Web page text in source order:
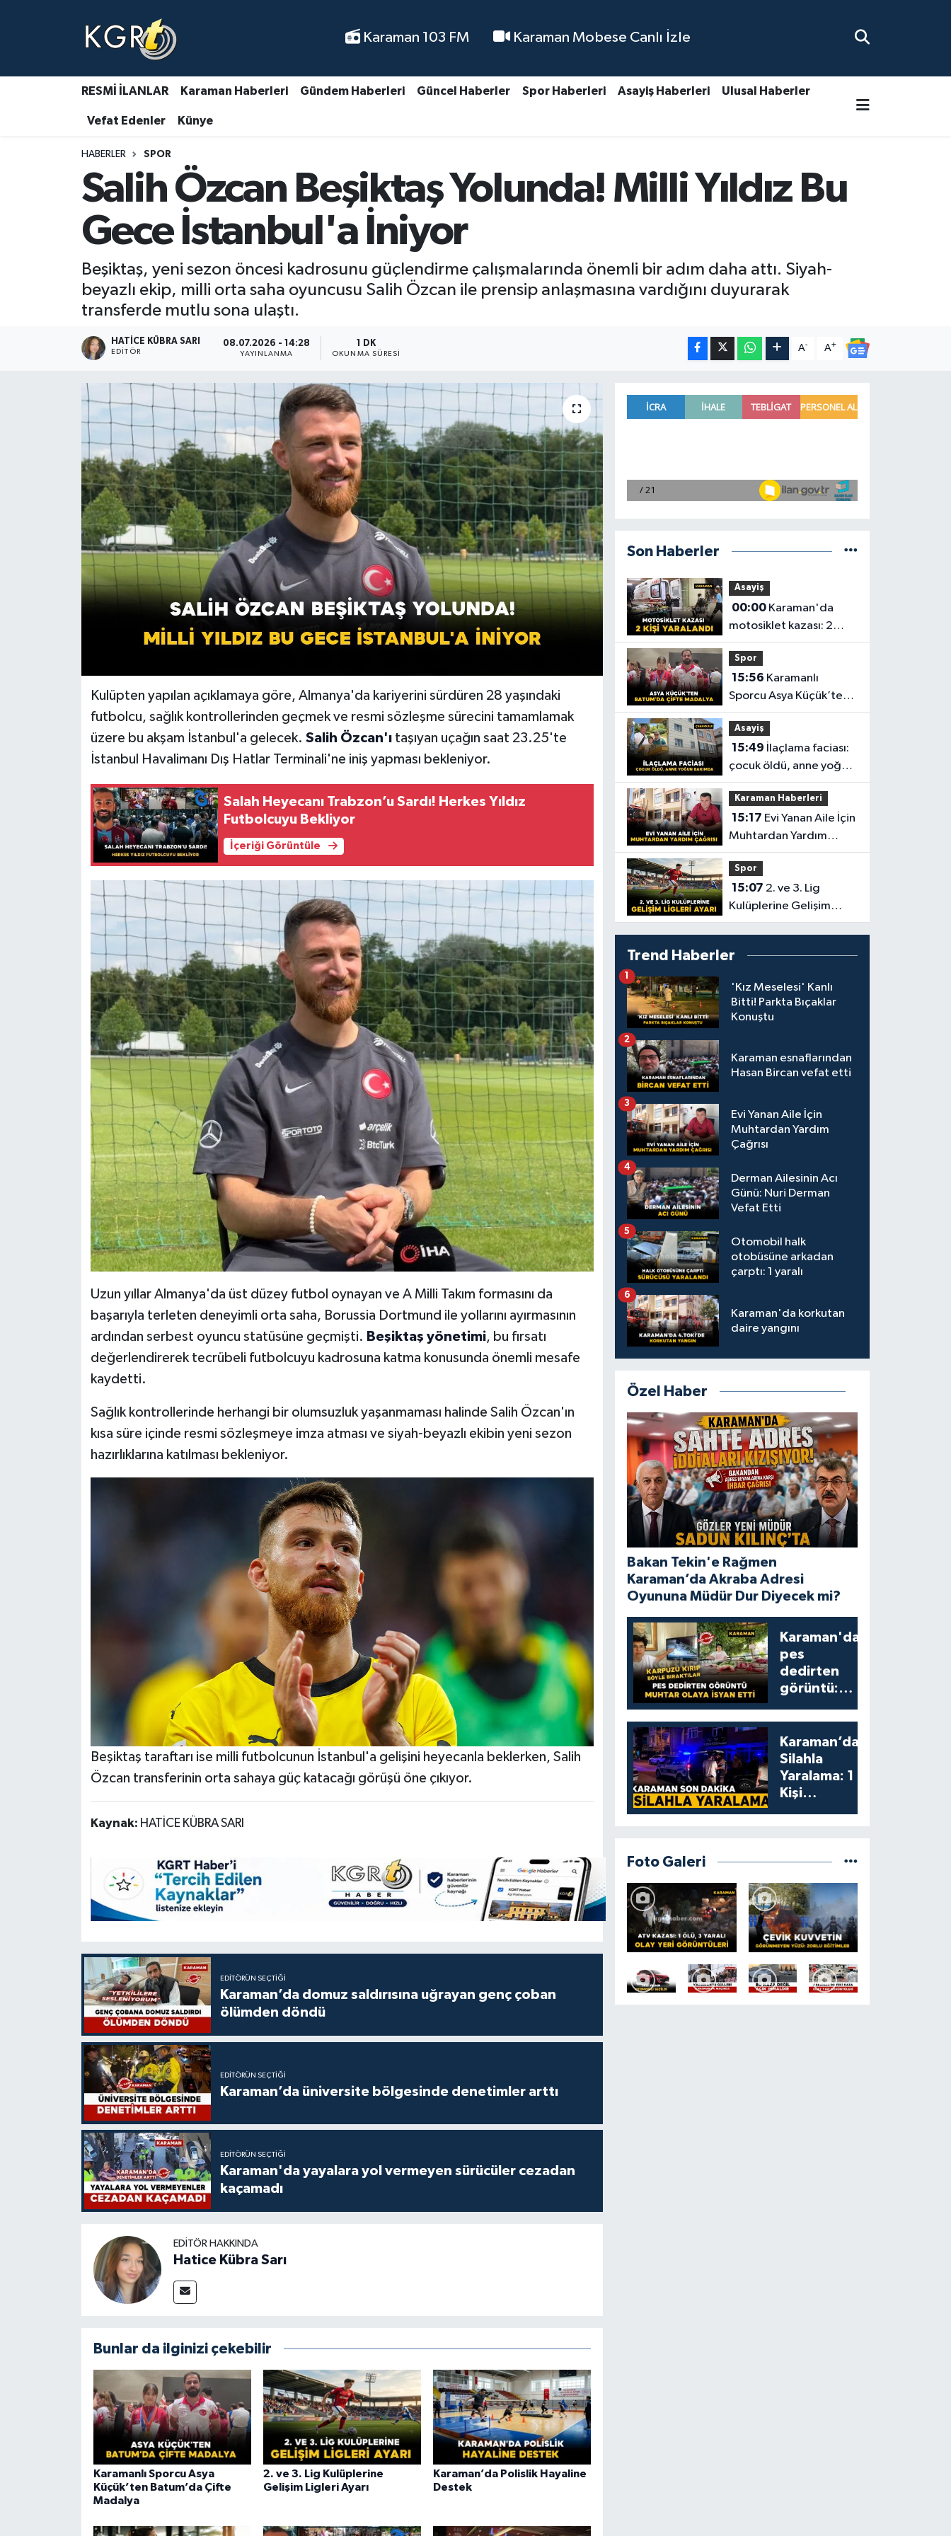
Karaman 103 FM Karaman Mobese Canlı İzle
RESMİ İLANLAR Karaman Haberleri Gündem Haberleri Güncel Haberler Spor Haberleri Asayiş Haberleri Ulusal Haberler
Vefat Edenler Künye
HABERLER SPOR
Salih Özcan Beşiktaş Yolunda! Milli Yıldız Bu
Gece İstanbul'a İniyor
Beşiktaş, yeni sezon öncesi kadrosunu güçlendirme çalışmalarında önemli bir adım daha attı. Siyah-
beyazlı ekip, milli orta saha oyuncusu Salih Özcan ile prensip anlaşmasına vardığını duyurarak
transferde mutlu sona ulaştı.
HATICE KÜBRA SARI
EDITÖR
08.07.2026 - 14:28
YAYINLANMA
1 DK
OKUNMA SÜRESI
A- A+
Kulüpten yapılan açıklamaya göre, Almanya'da kariyerini sürdüren 28 yaşındaki
futbolcu, sağlık kontrollerinden geçmek ve resmi sözleşme sürecini tamamlamak
üzere bu akşam İstanbul'a gelecek. Salih Özcan'ıtaşıyan uçağın saat 23.25'te
İstanbul Havalimanı Dış Hatlar Terminali'ne iniş yapması bekleniyor.
Salah Heyecanı Trabzon’u Sardı! Herkes Yıldız
Futbolcuyu Bekliyor
İçeriği Görüntüle
Uzun yıllar Almanya'da üst düzey futbol oynayan ve A Milli Takım formasını da
başarıyla terleten deneyimli orta saha, Borussia Dortmund ile yollarını ayırmasının
ardından serbest oyuncu statüsüne geçmişti. Beşiktaş yönetimi, bu fırsatı
değerlendirerek tecrübeli futbolcuyu kadrosuna katma konusunda önemli mesafe
kaydetti.
Sağlık kontrollerinde herhangi bir olumsuzluk yaşanmaması halinde Salih Özcan'ın
kısa süre içinde resmi sözleşmeye imza atması ve siyah-beyazlı ekibin yeni sezon
hazırlıklarına katılması bekleniyor.
Beşiktaş taraftarı ise milli futbolcunun İstanbul'a gelişini heyecanla beklerken, Salih
Özcan transferinin orta sahaya güç katacağı görüşü öne çıkıyor.
Kaynak: HATİCE KÜBRA SARI
EDITÖRÜN SEÇTIĞI
Karaman’da domuz saldırısına uğrayan genç çoban
ölümden döndü
EDITÖRÜN SEÇTIĞI
Karaman’da üniversite bölgesinde denetimler arttı
EDITÖRÜN SEÇTIĞI
Karaman'da yayalara yol vermeyen sürücüler cezadan
kaçamadı
EDITÖR HAKKINDA
Hatice Kübra Sarı
Bunlar da ilginizi çekebilir
Karamanlı Sporcu Asya
Küçük’ten Batum’da Çifte
Madalya
2. ve 3. Lig Kulüplerine
Gelişim Ligleri Ayarı
Karaman’da Polislik Hayaline
Destek
Son Haberler
Asayiş
00:00Karaman'da
motosiklet kazası: 2
yaralı
Spor
15:56
Sporcu Asya Küçük’ten
Batum’da Çifte Madalya
Asayiş
15:49
çocuk öldü, anne yoğun
bakımda
Karaman Haberleri
15:17
Muhtardan Yardım
Çağrısı
Spor
15:07
Kulüplerine Gelişim
Ligleri Ayarı
Trend Haberler
'Kız Meselesi' Kanlı
Bitti! Parkta Bıçaklar
Konuştu
1
Karaman esnaflarından
Hasan Bircan vefat etti
2
Evi Yanan Aile İçin
Muhtardan Yardım
Çağrısı
3
Derman Ailesinin Acı
Günü: Nuri Derman
Vefat Etti
4
Otomobil halk
otobüsüne arkadan
çarptı: 1 yaralı
5
Karaman'da korkutan
daire yangını
6
Özel Haber
Bakan Tekin'e Rağmen
Karaman’da Akraba Adresi
Oyununa Müdür Dur Diyecek mi?
Karaman'da
pes
dedirten
görüntü:
yumruklayıp
yediler,
artıklarını
kamelyada
bıraktılar
Karaman’da
Silahla
Yaralama: 1
Kişi
Foto Galeri
Karaman Haberleri
Gündem Haberleri
Güncel Haberler
Asayiş Haberleri
Ulusal Haberler
Vefat Edenler